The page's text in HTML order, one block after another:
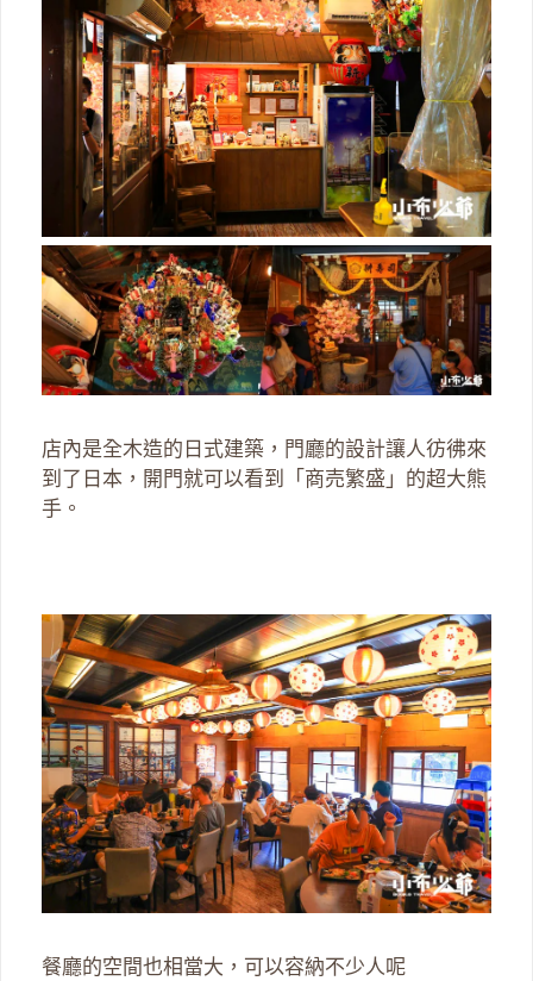
店內是全木造的日式建築，門廳的設計讓人彷彿來
到了日本，開門就可以看到「商売繁盛」的超大熊
手。
餐廳的空間也相當大，可以容納不少人呢